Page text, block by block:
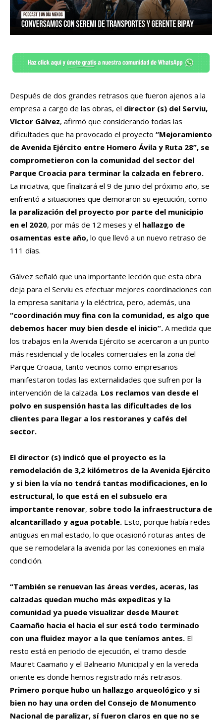
Después de dos grandes retrasos que fueron ajenos a la
empresa a cargo de las obras, el director (s) del Serviu,
Víctor Gálvez, afirmó que considerando todas las
dificultades que ha provocado el proyecto “Mejoramiento
de Avenida Ejército entre Homero Ávila y Ruta 28”, se
comprometieron con la comunidad del sector del
Parque Croacia para terminar la calzada en febrero.
La iniciativa, que finalizará el 9 de junio del próximo año, se
enfrentó a situaciones que demoraron su ejecución, como
la paralización del proyecto por parte del municipio
en el 2020, por más de 12 meses y el hallazgo de
osamentas este año, lo que llevó a un nuevo retraso de
111 días.
Gálvez señaló que una importante lección que esta obra
deja para el Serviu es efectuar mejores coordinaciones con
la empresa sanitaria y la eléctrica, pero, además, una
“coordinación muy fina con la comunidad, es algo que
debemos hacer muy bien desde el inicio”. A medida que
los trabajos en la Avenida Ejército se acercaron a un punto
más residencial y de locales comerciales en la zona del
Parque Croacia, tanto vecinos como empresarios
manifestaron todas las externalidades que sufren por la
intervención de la calzada. Los reclamos van desde el
polvo en suspensión hasta las dificultades de los
clientes para llegar a los restoranes y cafés del
sector.
El director (s) indicó que el proyecto es la
remodelación de 3,2 kilómetros de la Avenida Ejército
y si bien la vía no tendrá tantas modificaciones, en lo
estructural, lo que está en el subsuelo era
importante renovar, sobre todo la infraestructura de
alcantarillado y agua potable. Esto, porque había redes
antiguas en mal estado, lo que ocasionó roturas antes de
que se remodelara la avenida por las conexiones en mala
condición.
“También se renuevan las áreas verdes, aceras, las
calzadas quedan mucho más expeditas y la
comunidad ya puede visualizar desde Mauret
Caamaño hacia el hacia el sur está todo terminado
con una fluidez mayor a la que teníamos antes. El
resto está en periodo de ejecución, el tramo desde
Mauret Caamaño y el Balneario Municipal y en la vereda
oriente es donde hemos registrado más retrasos.
Primero porque hubo un hallazgo arqueológico y si
bien no hay una orden del Consejo de Monumento
Nacional de paralizar, sí fueron claros en que no se